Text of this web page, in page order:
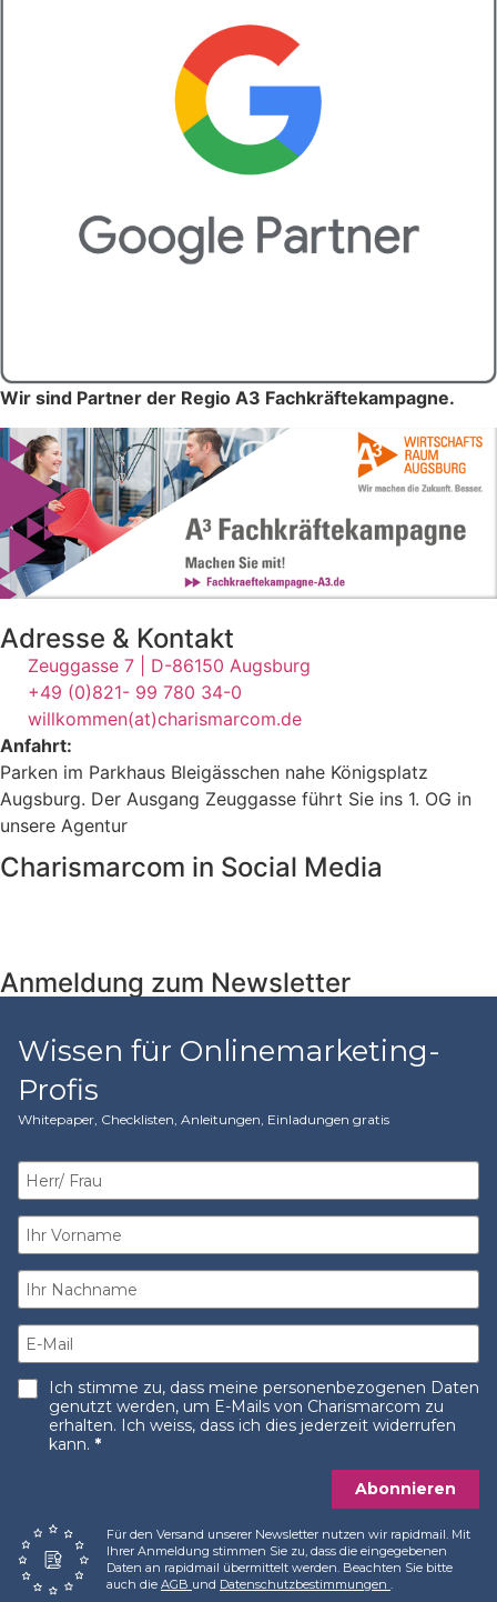
Wir sind Partner der Regio A3 Fachkräftekampagne.
Adresse & Kontakt
Zeuggasse 7 | D-86150 Augsburg
+49 (0)821- 99 780 34-0
willkommen(at)charismarcom.de
Anfahrt:
Parken im Parkhaus Bleigässchen nahe Königsplatz
Augsburg. Der Ausgang Zeuggasse führt Sie ins 1. OG in
unsere Agentur
Charismarcom in Social Media
Anmeldung zum Newsletter
Wissen für Onlinemarketing-
Profis
Whitepaper, Checklisten, Anleitungen, Einladungen gratis​
Ich stimme zu, dass meine personenbezogenen Daten
genutzt werden, um E-Mails von Charismarcom zu
erhalten. Ich weiss, dass ich dies jederzeit widerrufen
kann.
Abonnieren
Für den Versand unserer Newsletter nutzen wir rapidmail. Mit
Ihrer Anmeldung stimmen Sie zu, dass die eingegebenen
Daten an rapidmail übermittelt werden. Beachten Sie bitte
auch die AGB und Datenschutzbestimmungen .